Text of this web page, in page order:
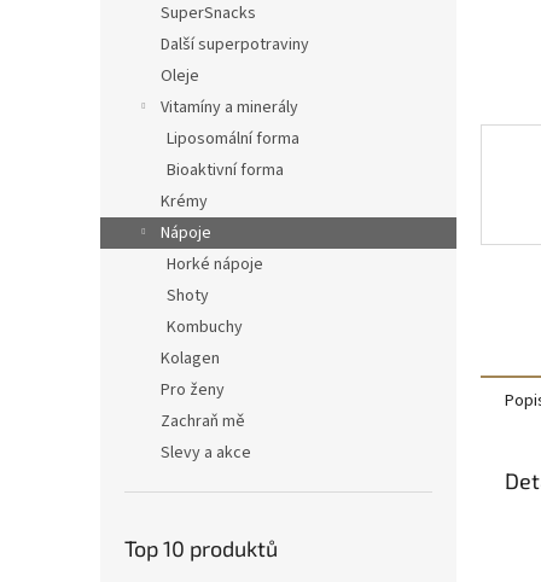
SuperSnacks
Další superpotraviny
Oleje
Vitamíny a minerály
Liposomální forma
Bioaktivní forma
Krémy
Nápoje
Horké nápoje
Shoty
Kombuchy
Kolagen
Pro ženy
Zachraň mě
Slevy a akce
Top 10 produktů